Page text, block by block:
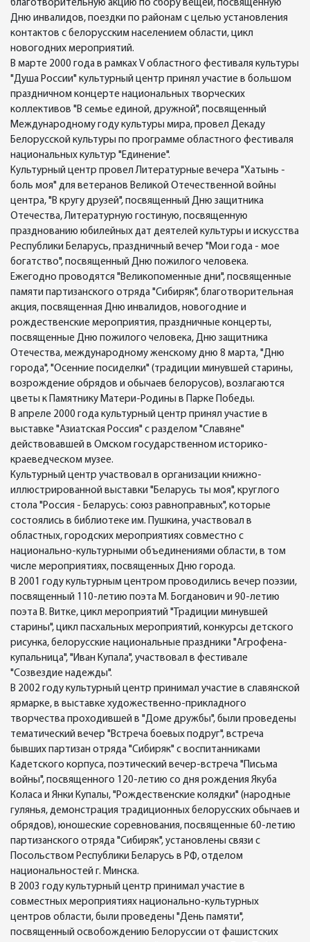
благотворительную акцию по сбору вещей, посвященную
Дню инвалидов, поездки по районам с целью установления
контактов с белорусским населением области, цикл
новогодних мероприятий.
В марте 2000 года в рамках V областного фестиваля культуры
"Душа России" культурный центр принял участие в большом
праздничном концерте национальных творческих
коллективов "В семье единой, дружной", посвященный
Международному году культуры мира, провел Декаду
Белорусской культуры по программе областного фестиваля
национальных культур "Единение".
Культурный центр провел Литературные вечера "Хатынь -
боль моя" для ветеранов Великой Отечественной войны
центра, "В кругу друзей", посвященный Дню защитника
Отечества, Литературную гостиную, посвященную
празднованию юбилейных дат деятелей культуры и искусства
Республики Беларусь, праздничный вечер "Мои года - мое
богатство", посвященный Дню пожилого человека.
Ежегодно проводятся "Великопоменные дни", посвященные
памяти партизанского отряда "Сибиряк", благотворительная
акция, посвященная Дню инвалидов, новогодние и
рождественские мероприятия, праздничные концерты,
посвященные Дню пожилого человека, Дню защитника
Отечества, международному женскому дню 8 марта, "Дню
города", "Осенние посиделки" (традиции минувшей старины,
возрождение обрядов и обычаев белорусов), возлагаются
цветы к Памятнику Матери-Родины в Парке Победы.
В апреле 2000 года культурный центр принял участие в
выставке "Азиатская Россия" с разделом "Славяне"
действовавшей в Омском государственном историко-
краеведческом музее.
Культурный центр участвовал в организации книжно-
иллюстрированной выставки "Беларусь ты моя", круглого
стола "Россия - Беларусь: союз равноправных", которые
состоялись в библиотеке им. Пушкина, участвовал в
областных, городских мероприятиях совместно с
национально-культурными объединениями области, в том
числе мероприятиях, посвященных Дню города.
В 2001 году культурным центром проводились вечер поэзии,
посвященный 110-летию поэта М. Богданович и 90-летию
поэта В. Витке, цикл мероприятий "Традиции минувшей
старины", цикл пасхальных мероприятий, конкурсы детского
рисунка, белорусские национальные праздники "Агрофена-
купальница", "Иван Купала", участвовал в фестивале
"Созвездие надежды".
В 2002 году культурный центр принимал участие в славянской
ярмарке, в выставке художественно-прикладного
творчества проходившей в "Доме дружбы", были проведены
тематический вечер "Встреча боевых подруг", встреча
бывших партизан отряда "Сибиряк" с воспитанниками
Кадетского корпуса, поэтический вечер-встреча "Письма
войны", посвященного 120-летию со дня рождения Якуба
Коласа и Янки Купалы, "Рождественские колядки" (народные
гулянья, демонстрация традиционных белорусских обычаев и
обрядов), юношеские соревнования, посвященные 60-летию
партизанского отряда "Сибиряк", установлены связи с
Посольством Республики Беларусь в РФ, отделом
национальностей г. Минска.
В 2003 году культурный центр принимал участие в
совместных мероприятиях национально-культурных
центров области, были проведены "День памяти",
посвященный освобождению Белоруссии от фашистских